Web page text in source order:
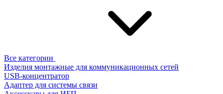
Все категории
Изделия монтажные для коммуникационных сетей
USB-концентратор
Адаптер для системы связи